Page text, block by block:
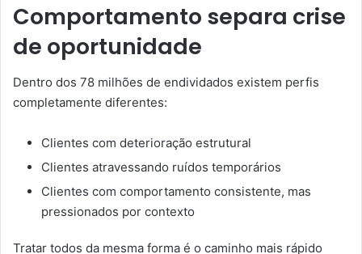
Comportamento separa crise
de oportunidade
Dentro dos 78 milhões de endividados existem perfis
completamente diferentes:
Clientes com deterioração estrutural
Clientes atravessando ruídos temporários
Clientes com comportamento consistente, mas
pressionados por contexto
Tratar todos da mesma forma é o caminho mais rápido